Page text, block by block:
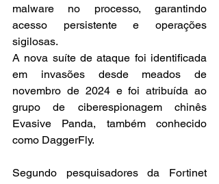
malware no processo, garantindo
acesso persistente e operações
sigilosas.
A nova suíte de ataque foi identificada
em invasões desde meados de
novembro de 2024 e foi atribuída ao
grupo de ciberespionagem chinês
Evasive Panda, também conhecido
como DaggerFly.
Segundo pesquisadores da Fortinet